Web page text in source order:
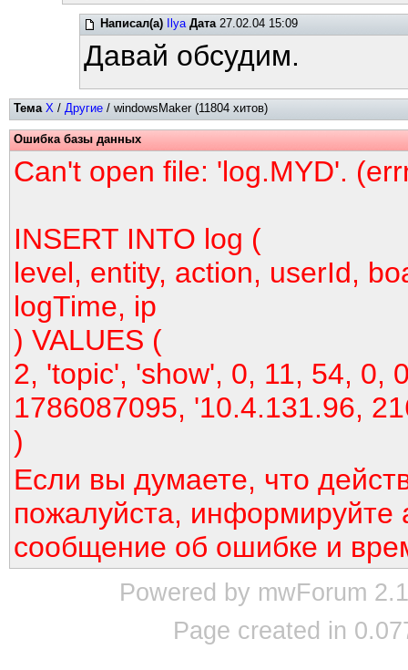
Написал(а) Ilya Дата27.02.04 15:09
Давай обсудим.
Тема X / Другие / windowsMaker (11804 хитов)
Ошибка базы данных
Can't open file: 'log.MYD'.
INSERT INTO log (
level, entity, action, userId,
logTime, ip
) VALUES (
2, 'topic', 'show', 0, 11, 54, 0,
1786087095, '10.4.131.96,
)
Если вы думаете, что
пожалуйста, информируйте
сообщение об ошибке и
Powered by mwForum
Page created in